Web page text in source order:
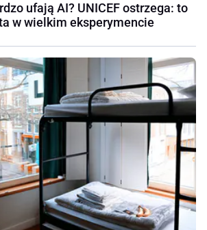
ufają AI? UNICEF ostrzega: to
w wielkim eksperymencie